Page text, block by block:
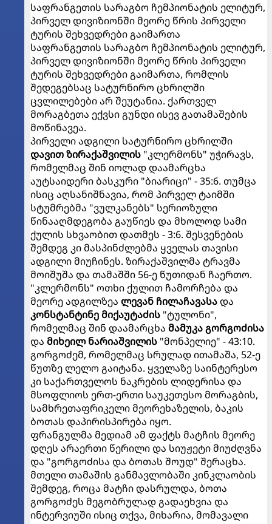
საფრანგეთის სარაგბო ჩემპიონატის ელიტურ,
პირველ დივიზიონში მეორე წრის პირველი
ტურის შეხვედრები გაიმართა
საფრანგეთის სარაგბო ჩემპიონატის ელიტურ,
პირველ დივიზიონში მეორე წრის პირველი
ტურის შეხვედრები გაიმართა, რომლის
შედეგებსაც სატურნირო ცხრილში
ცვლილებები არ შეუტანია. ქართველ
მორაგბეთა ექვსი გუნდი ისევ გათამაშების
მოწინავეა.
პირველი ადგილი სატურნირო ცხრილში
დავით ზირაქაშვილის "კლერმონს" უჭირავს,
რომელმაც შინ იოლად დაამარცხა
აუტსაიდერი ბასკური "ბიარიცი" - 35:6. თუმცა
ისიც აღსანიშნავია, რომ პირველ ტაიმში
სტუმრებმა "ვულკანებს" სერიოზული
წინააღმდეგობა გაუწიეს და მხოლოდ სამი
ქულის სხვაობით დათმეს - 3:6. შესვენების
შემდეგ კი მასპინძლებმა ყველას თავისი
ადგილი მიუჩინეს. ზირაქაშვილმა ტრავმა
მოიშუშა და თამაშში 56-ე წუთიდან ჩაერთო.
"კლერმონს" ოთხი ქულით ჩამორჩება და
მეორე ადგილზეა ლევან ჩილაჩავასადა
კონსტანტინე მიქაუტაძის "ტულონი",
რომელმაც შინ დაამარცხა მამუკა გორგოძისა
და მიხეილ ნარიაშვილის "მონპელიე" - 43:10.
გორგოძემ, რომელმაც სრულად ითამაშა, 52-ე
წუთზე ლელო გაიტანა. ყველაზე საინტერესო
კი საქართველოს ნაკრების ლიდერისა და
მსოფლიოს ერთ-ერთი საუკეთესო მორაგბის,
სამხრეთაფრიკელი მეორეხაზელის, ბაკის
ბოთას დაპირისპირება იყო.
ფრანგულმა მედიამ ამ ფაქტს მატჩის მეორე
დღეს არაერთი წერილი და სიუჟეტი მიუძღვნა
და "გორგოძისა და ბოთას შოუდ" შერაცხა.
მთელი თამაშის განმავლობაში კინკლაობის
შემდეგ, როცა მატჩი დასრულდა, ბოთა
გორგოძეს მეგობრულად გადაეხვია და
ინტერვიუში ისიც თქვა, მიხარია, მომავალი